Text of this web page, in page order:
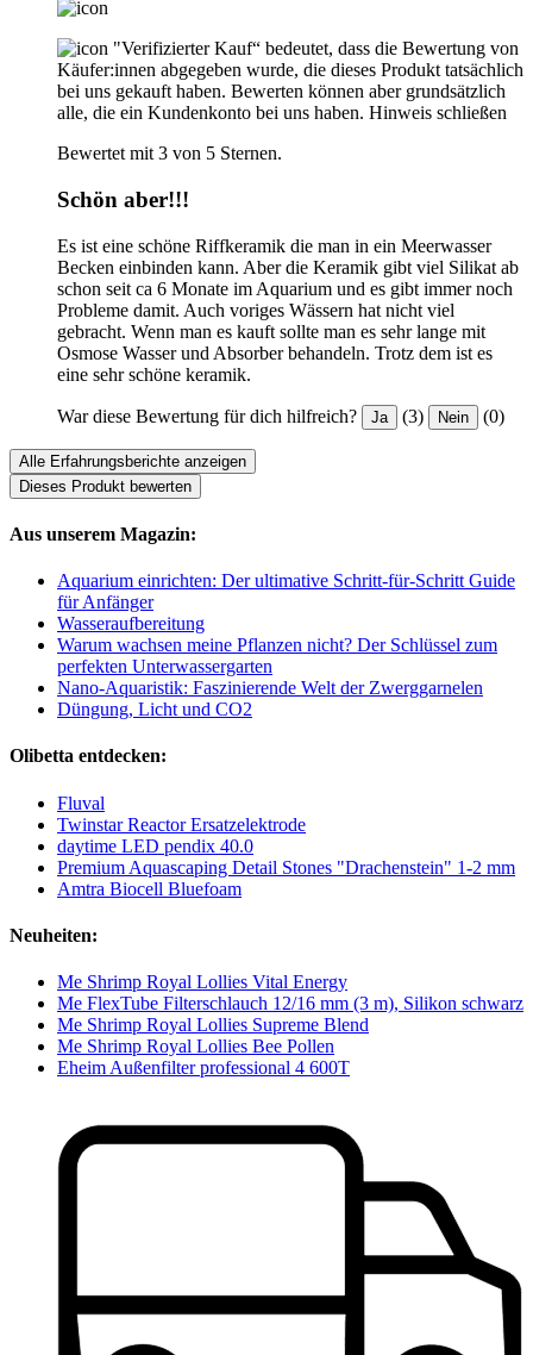
"Verifizierter Kauf“ bedeutet, dass die Bewertung von
Käufer:innen abgegeben wurde, die dieses Produkt tatsächlich
bei uns gekauft haben. Bewerten können aber grundsätzlich
alle, die ein Kundenkonto bei uns haben. Hinweis schließen
Bewertet mit 3 von 5 Sternen.
Schön aber!!!
Es ist eine schöne Riffkeramik die man in ein Meerwasser
Becken einbinden kann. Aber die Keramik gibt viel Silikat ab
schon seit ca 6 Monate im Aquarium und es gibt immer noch
Probleme damit. Auch voriges Wässern hat nicht viel
gebracht. Wenn man es kauft sollte man es sehr lange mit
Osmose Wasser und Absorber behandeln. Trotz dem ist es
eine sehr schöne keramik.
War diese Bewertung für dich hilfreich? Ja (3) Nein (0)
Alle Erfahrungsberichte anzeigen
Dieses Produkt bewerten
Aus unserem Magazin:
Aquarium einrichten: Der ultimative Schritt-für-Schritt Guide
für Anfänger
Wasseraufbereitung
Warum wachsen meine Pflanzen nicht? Der Schlüssel zum
perfekten Unterwassergarten
Nano-Aquaristik: Faszinierende Welt der Zwerggarnelen
Düngung, Licht und CO2
Olibetta entdecken:
Fluval
Twinstar Reactor Ersatzelektrode
daytime LED pendix 40.0
Premium Aquascaping Detail Stones "Drachenstein" 1-2 mm
Amtra Biocell Bluefoam
Neuheiten:
Me Shrimp Royal Lollies Vital Energy
Me FlexTube Filterschlauch 12/16 mm (3 m), Silikon schwarz
Me Shrimp Royal Lollies Supreme Blend
Me Shrimp Royal Lollies Bee Pollen
Eheim Außenfilter professional 4 600T